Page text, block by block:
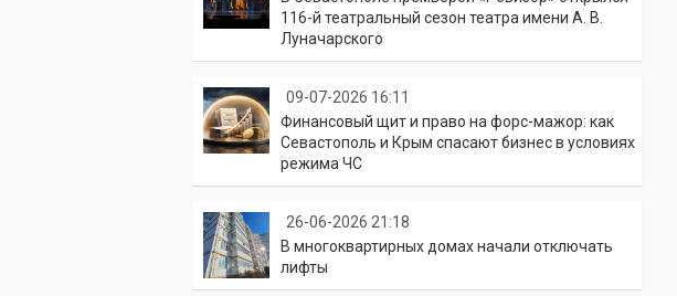
116-й театральный сезон театра имени А. В.
Луначарского
09-07-2026 16:11
Финансовый щит и право на форс-мажор: как
Севастополь и Крым спасают бизнес в условиях
режима ЧС
26-06-2026 21:18
В многоквартирных домах начали отключать
лифты